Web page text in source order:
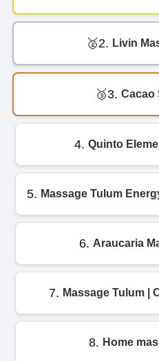
2. Livin
3. Cacao
4. Quinto
5.
6. Araucaria
7. Massage Tulum |
8. Home